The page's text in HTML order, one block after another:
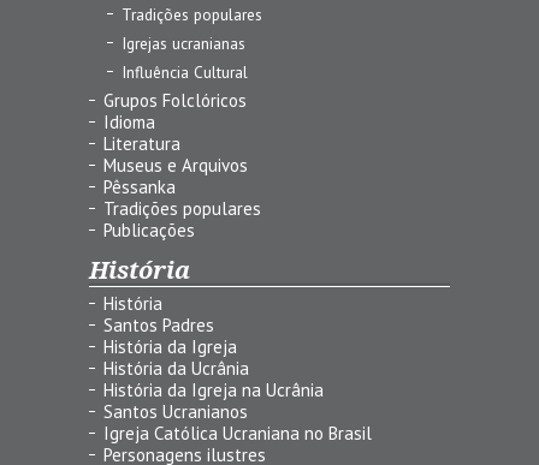
Tradições populares
Igrejas ucranianas
Influência Cultural
Grupos Folclóricos
Idioma
Literatura
Museus e Arquivos
Pêssanka
Tradições populares
Publicações
História
História
Santos Padres
História da Igreja
História da Ucrânia
História da Igreja na Ucrânia
Santos Ucranianos
Igreja Católica Ucraniana no Brasil
Personagens ilustres